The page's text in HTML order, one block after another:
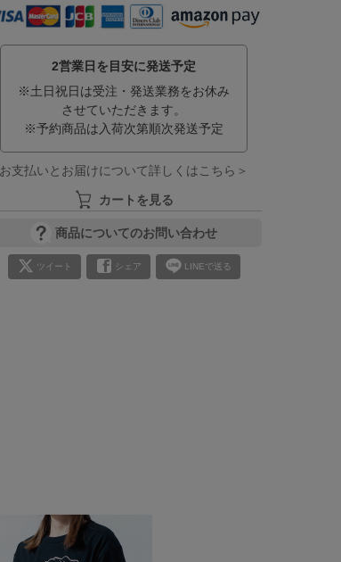
2営業日を目安に発送予定
※土日祝日は受注・発送業務をお休み
させていただきます。
※予約商品は入荷次第順次発送予定
お支払いとお届けについて詳しくはこちら＞
カートを見る
商品についてのお問い合わせ
ツイート シェア LINEで送る